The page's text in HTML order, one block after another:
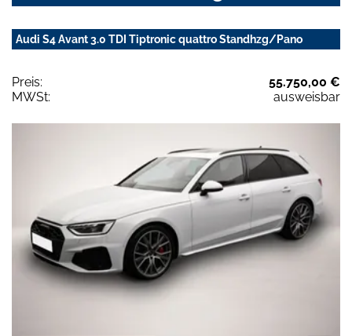
Audi S4 Avant 3.0 TDI Tiptronic quattro Standhzg/Pano
Preis:
55.750,00 €
MWSt:
ausweisbar